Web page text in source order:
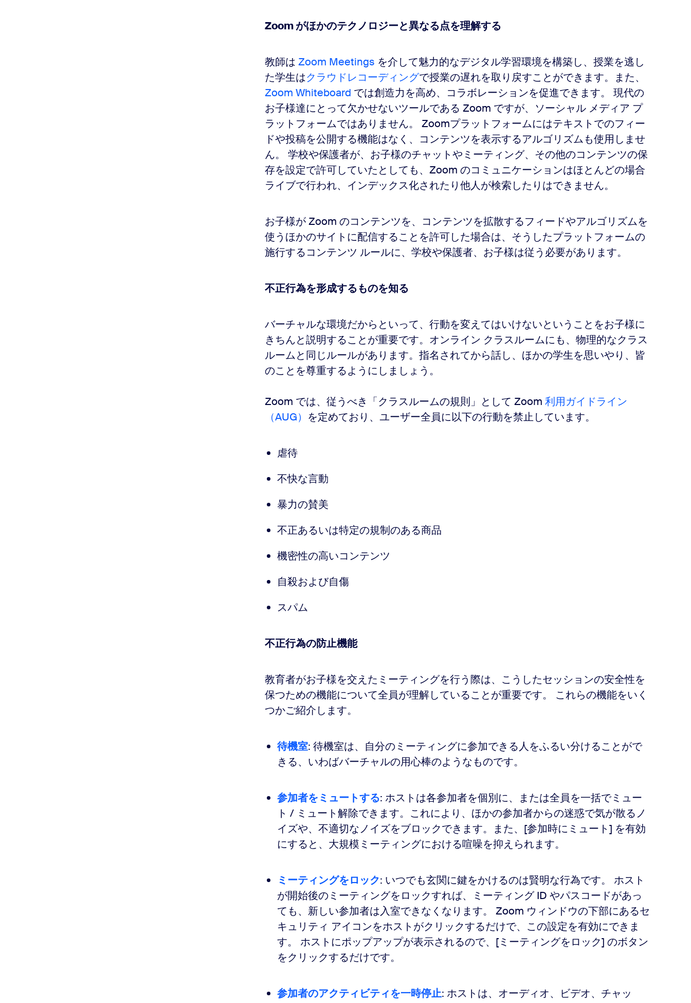
Zoom がほかのテクノロジーと異なる点を理解する
教師は Zoom Meetings を介して魅力的なデジタル学習環境を構築し、授業を逃し
た学生はクラウドレコーディングで授業の遅れを取り戻すことができます。また、
Zoom Whiteboard では創造力を高め、コラボレーションを促進できます。 現代の
お子様達にとって欠かせないツールである Zoom ですが、ソーシャル メディア プ
ラットフォームではありません。 Zoomプラットフォームにはテキストでのフィー
ドや投稿を公開する機能はなく、コンテンツを表示するアルゴリズムも使用しませ
ん。 学校や保護者が、お子様のチャットやミーティング、その他のコンテンツの保
存を設定で許可していたとしても、Zoom のコミュニケーションはほとんどの場合
ライブで行われ、インデックス化されたり他人が検索したりはできません。
お子様が Zoom のコンテンツを、コンテンツを拡散するフィードやアルゴリズムを
使うほかのサイトに配信することを許可した場合は、そうしたプラットフォームの
施行するコンテンツ ルールに、学校や保護者、お子様は従う必要があります。
不正行為を形成するものを知る
バーチャルな環境だからといって、行動を変えてはいけないということをお子様に
きちんと説明することが重要です。オンライン クラスルームにも、物理的なクラス
ルームと同じルールがあります。指名されてから話し、ほかの学生を思いやり、皆
のことを尊重するようにしましょう。
Zoom では、従うべき「クラスルームの規則」として Zoom 利用ガイドライン
（AUG） を定めており、ユーザー全員に以下の行動を禁止しています。
虐待
不快な言動
暴力の賛美
不正あるいは特定の規制のある商品
機密性の高いコンテンツ
自殺および自傷
スパム
不正行為の防止機能
教育者がお子様を交えたミーティングを行う際は、こうしたセッションの安全性を
保つための機能について全員が理解していることが重要です。 これらの機能をいく
つかご紹介します。
待機室: 待機室は、自分のミーティングに参加できる人をふるい分けることがで
きる、いわばバーチャルの用心棒のようなものです。
参加者をミュートする: ホストは各参加者を個別に、または全員を一括でミュー
ト / ミュート解除できます。これにより、ほかの参加者からの迷惑で気が散るノ
イズや、不適切なノイズをブロックできます。また、[参加時にミュート] を有効
にすると、大規模ミーティングにおける喧噪を抑えられます。
ミーティングをロック: いつでも玄関に鍵をかけるのは賢明な行為です。 ホスト
が開始後のミーティングをロックすれば、ミーティング ID やパスコードがあっ
ても、新しい参加者は入室できなくなります。 Zoom ウィンドウの下部にあるセ
キュリティ アイコンをホストがクリックするだけで、この設定を有効にできま
す。 ホストにポップアップが表示されるので、[ミーティングをロック] のボタン
をクリックするだけです。
参加者のアクティビティを一時停止: ホストは、オーディオ、ビデオ、チャッ